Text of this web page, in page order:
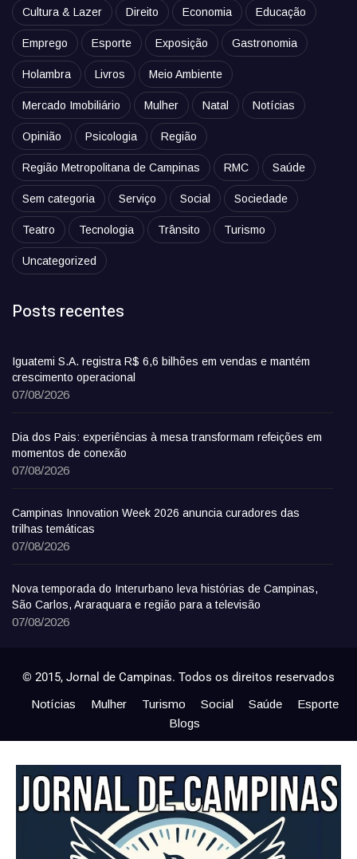
Cultura & Lazer Direito Economia Educação
Emprego Esporte Exposição Gastronomia
Holambra Livros Meio Ambiente
Mercado Imobiliário Mulher Natal Notícias
Opinião Psicologia Região
Região Metropolitana de Campinas RMC Saúde
Sem categoria Serviço Social Sociedade
Teatro Tecnologia Trânsito Turismo
Uncategorized
Posts recentes
Iguatemi S.A. registra R$ 6,6 bilhões em vendas e mantém
crescimento operacional
07/08/2026
Dia dos Pais: experiências à mesa transformam refeições em
momentos de conexão
07/08/2026
Campinas Innovation Week 2026 anuncia curadores das
trilhas temáticas
07/08/2026
Nova temporada do Interurbano leva histórias de Campinas,
São Carlos, Araraquara e região para a televisão
07/08/2026
© 2015, Jornal de Campinas. Todos os direitos reservados
Notícias Mulher Turismo Social Saúde
Esporte
Blogs